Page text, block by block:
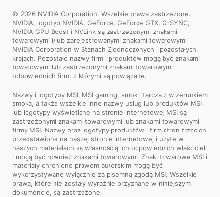
© 2026 NVIDIA Corporation. Wszelkie prawa zastrzeżone.
NVIDIA, logotyp NVIDIA, GeForce, GeForce GTX, G-SYNC,
NVIDIA GPU Boost i NVLink są zastrzeżonymi znakami
towarowymi i/lub zarejestrowanymi znakami towarowymi
NVIDIA Corporation w Stanach Zjednoczonych i pozostałych
krajach. Pozostałe nazwy firm i produktów mogą być znakami
towarowymi lub zastrzeżonymi znakami towarowymi
odpowiednich firm, z którymi są powiązane.
Nazwy i logotypy MSI, MSI gaming, smok i tarcza z wizerunkiem
smoka, a także wszelkie inne nazwy usług lub produktów MSI
lub logotypy wyświetlane na stronie internetowej MSI są
zastrzeżonymi znakami towarowymi lub znakami towarowymi
firmy MSI. Nazwy oraz logotypy produktów i firm stron trzecich
przedstawione na naszej stronie internetowej i użyte w
naszych materiałach są własnością ich odpowiednich właścicieli
i mogą być również znakami towarowymi. Znaki towarowe MSI i
materiały chronione prawem autorskim mogą być
wykorzystywane wyłącznie za pisemną zgodą MSI. Wszelkie
prawa, które nie zostały wyraźnie przyznane w niniejszym
dokumencie, są zastrzeżone.